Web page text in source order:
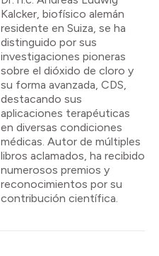
Kalcker, biofísico alemán
residente en Suiza, se ha
distinguido por sus
investigaciones pioneras
sobre el dióxido de cloro y
su forma avanzada, CDS,
destacando sus
aplicaciones terapéuticas
en diversas condiciones
médicas. Autor de múltiples
libros aclamados, ha recibido
numerosos premios y
reconocimientos por su
contribución científica.